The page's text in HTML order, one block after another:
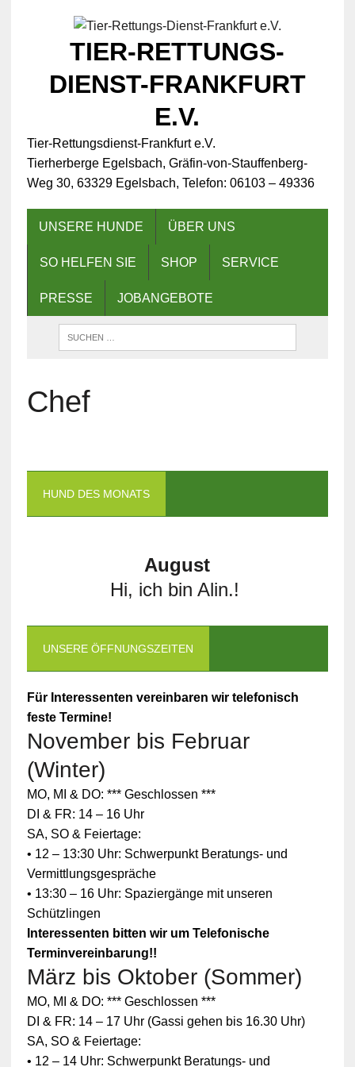
TIER-RETTUNGS-
DIENST-FRANKFURT
E.V.
Tier-Rettungsdienst-Frankfurt e.V.
Tierherberge Egelsbach, Gräfin-von-Stauffenberg-
Weg 30, 63329 Egelsbach, Telefon: 06103 – 49336
UNSERE HUNDE ÜBER UNS
SO HELFEN SIE SHOP SERVICE
PRESSE JOBANGEBOTE
Chef
HUND DES MONATS
August
Hi, ich bin Alin.!
UNSERE ÖFFNUNGSZEITEN
Für Interessenten vereinbaren wir telefonisch
feste Termine!
November bis Februar
(Winter)
MO, MI & DO: *** Geschlossen ***
DI & FR: 14 – 16 Uhr
SA, SO & Feiertage:
• 12 – 13:30 Uhr: Schwerpunkt Beratungs- und
Vermittlungsgespräche
• 13:30 – 16 Uhr: Spaziergänge mit unseren
Schützlingen
Interessenten bitten wir um Telefonische
Terminvereinbarung!!
März bis Oktober (Sommer)
MO, MI & DO: *** Geschlossen ***
DI & FR: 14 – 17 Uhr (Gassi gehen bis 16.30 Uhr)
SA, SO & Feiertage:
• 12 – 14 Uhr: Schwerpunkt Beratungs- und
Zum
Schutz
Ihrer
persönlic
hen
Daten ist